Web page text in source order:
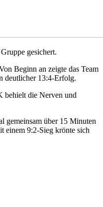
gesichert.
Beginn an zeigte das Team
deutlicher 13:4-Erfolg.
behielt die Nerven und
gemeinsam über 15 Minuten
einem 9:2-Sieg krönte sich